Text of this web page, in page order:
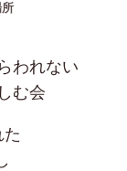
われない
む会
た